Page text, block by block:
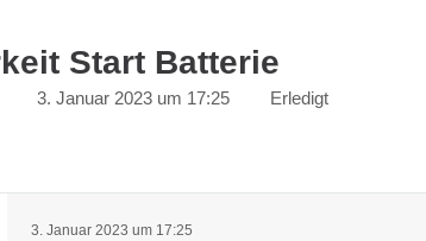
Start Batterie
3. Januar 2023 um 17:25 Erledigt
3. Januar 2023 um 17:25